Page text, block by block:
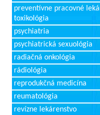
preventívne pracovné
toxikológia
psychiatria
psychiatrická sexuológia
radiačná onkológia
rádiológia
reprodukčná medicína
reumatológia
revízne lekárenstvo